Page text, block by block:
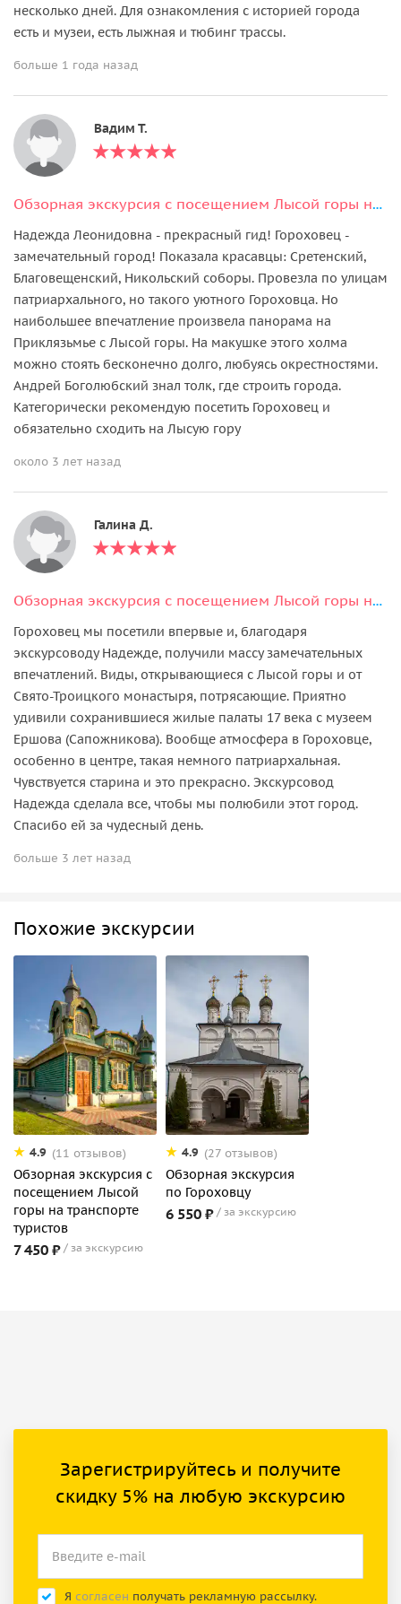
несколько дней. Для ознакомления с историей города
есть и музеи, есть лыжная и тюбинг трассы.
больше 1 года назад
Вадим Т.
Обзорная экскурсия с посещением Лысой горы на транспорте туристов
Надежда Леонидовна - прекрасный гид! Гороховец -
замечательный город! Показала красавцы: Сретенский,
Благовещенский, Никольский соборы. Провезла по улицам
патриархального, но такого уютного Гороховца. Но
наибольшее впечатление произвела панорама на
Приклязьмье с Лысой горы. На макушке этого холма
можно стоять бесконечно долго, любуясь окрестностями.
Андрей Боголюбский знал толк, где строить города.
Категорически рекомендую посетить Гороховец и
обязательно сходить на Лысую гору
около 3 лет назад
Галина Д.
Обзорная экскурсия с посещением Лысой горы на транспорте туристов
Гороховец мы посетили впервые и, благодаря
экскурсоводу Надежде, получили массу замечательных
впечатлений. Виды, открывающиеся с Лысой горы и от
Свято-Троицкого монастыря, потрясающие. Приятно
удивили сохранившиеся жилые палаты 17 века с музеем
Ершова (Сапожникова). Вообще атмосфера в Гороховце,
особенно в центре, такая немного патриархальная.
Чувствуется старина и это прекрасно. Экскурсовод
Надежда сделала все, чтобы мы полюбили этот город.
Спасибо ей за чудесный день.
больше 3 лет назад
Похожие экскурсии
4.9 (11 отзывов)
Обзорная экскурсия с
посещением Лысой
горы на транспорте
туристов
7 450 ₽ за экскурсию
4.9 (27 отзывов)
Обзорная экскурсия
по Гороховцу
6 550 ₽ за экскурсию
Зарегистрируйтесь и получите
скидку 5% на любую экскурсию
Я согласен получать рекламную рассылку.